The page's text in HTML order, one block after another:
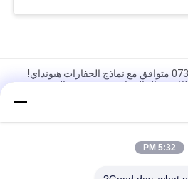
0734-309-281 0734-309-401 متوافق مع نماذج الحفارات هيونداي!
TCN TCV T 20 HP Kohler Engine
5:32 PM